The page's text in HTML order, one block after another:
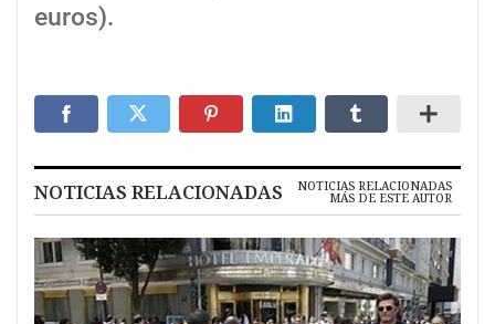
euros).
NOTICIAS RELACIONADAS NOTICIAS RELACIONADAS
MÁS DE ESTE AUTOR